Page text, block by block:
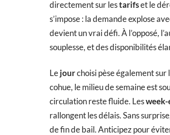
directement sur lestarifset le
s’impose : la demande explose
devient un vrai défi. À l’opposé,
souplesse, et des disponibilités
Lejourchoisi pèse également
cohue, le milieu de semaine est
circulation reste fluide. Lesweek-
rallongent les délais. Sans
de fin de bail. Anticipez pour